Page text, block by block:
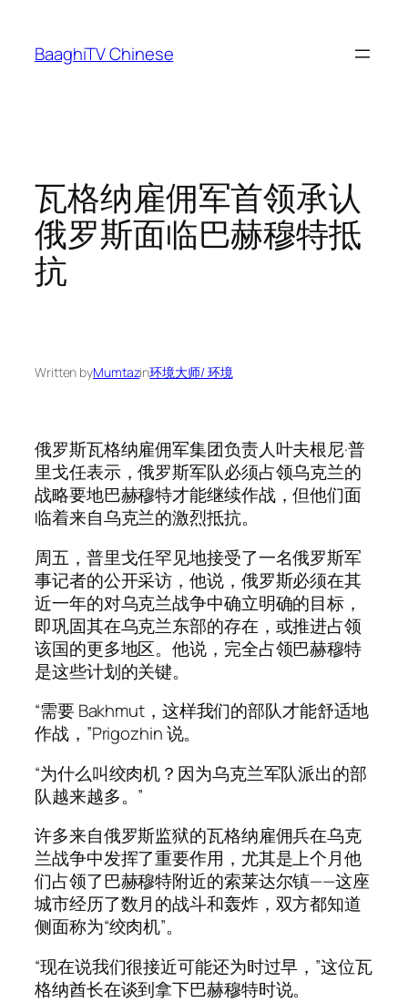
content
BaaghiTV Chinese
瓦格纳雇佣军首领承认
俄罗斯面临巴赫穆特抵
抗
Written byMumtazin环境大师/ 环境
俄罗斯瓦格纳雇佣军集团负责人叶夫根尼·普
里戈任表示，俄罗斯军队必须占领乌克兰的
战略要地巴赫穆特才能继续作战，但他们面
临着来自乌克兰的激烈抵抗。
周五，普里戈任罕见地接受了一名俄罗斯军
事记者的公开采访，他说，俄罗斯必须在其
近一年的对乌克兰战争中确立明确的目标，
即巩固其在乌克兰东部的存在，或推进占领
该国的更多地区。他说，完全占领巴赫穆特
是这些计划的关键。
“需要 Bakhmut，这样我们的部队才能舒适地
作战，”Prigozhin 说。
“为什么叫绞肉机？因为乌克兰军队派出的部
队越来越多。”
许多来自俄罗斯监狱的瓦格纳雇佣兵在乌克
兰战争中发挥了重要作用，尤其是上个月他
们占领了巴赫穆特附近的索莱达尔镇——这座
城市经历了数月的战斗和轰炸，双方都知道
侧面称为“绞肉机”。
“现在说我们很接近可能还为时过早，”这位瓦
格纳酋长在谈到拿下巴赫穆特时说。